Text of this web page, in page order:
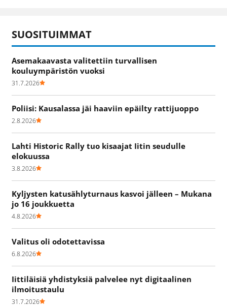
SUOSITUIMMAT
Asemakaavasta valitettiin turvallisen
kouluympäristön vuoksi
31.7.2026
Poliisi: Kausalassa jäi haaviin epäilty rattijuoppo
2.8.2026
Lahti Historic Rally tuo kisaajat Iitin seudulle
elokuussa
3.8.2026
Kyljysten katusählyturnaus kasvoi jälleen – Mukana
jo 16 joukkuetta
4.8.2026
Valitus oli odotettavissa
6.8.2026
Iittiläisiä yhdistyksiä palvelee nyt digitaalinen
ilmoitustaulu
31.7.2026